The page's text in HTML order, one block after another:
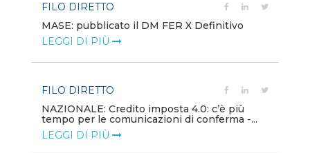
FILO DIRETTO
MASE: pubblicato il DM FER X Definitivo
LEGGI DI PIÙ
FILO DIRETTO
NAZIONALE: Credito imposta 4.0: c’è più
tempo per le comunicazioni di conferma -...
LEGGI DI PIÙ